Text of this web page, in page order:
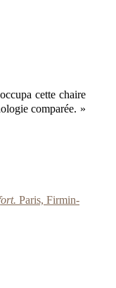
cette chaire
comparée. »
Paris, Firmin-